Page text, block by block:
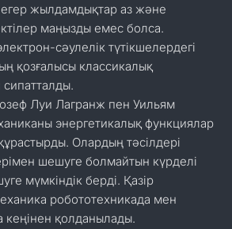
жылдамдықтар аз және
маңызды емес болса.
сәулелік түтікшелердегі
қозғалысы классикалық
Луи Лагранж пен Уильям
энергетикалық функциялар
Олардың тәсілдері
шешуге болмайтын күрделі
мүмкіндік берді. Қазір
робототехникада мен
кеңінен қолданылады.